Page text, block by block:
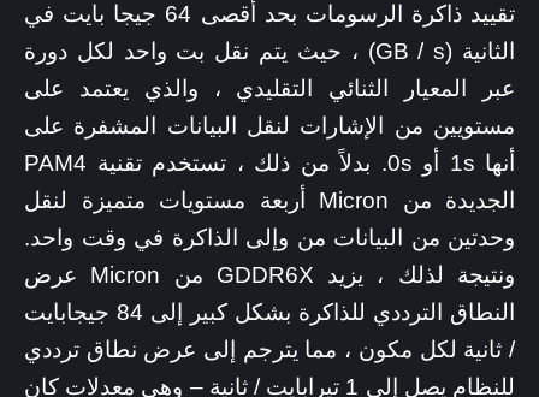
تقييد ذاكرة الرسومات بحد أقصى 64 جيجا بايت في
الثانية (GB / s) ، حيث يتم نقل بت واحد لكل دورة
عبر المعيار الثنائي التقليدي ، والذي يعتمد على
مستويين من الإشارات لنقل البيانات المشفرة على
أنها 1s أو 0s. بدلاً من ذلك ، تستخدم تقنية PAM4
الجديدة من Micron أربعة مستويات متميزة لنقل
وحدتين من البيانات من وإلى الذاكرة في وقت واحد.
ونتيجة لذلك ، يزيد GDDR6X من Micron عرض
النطاق الترددي للذاكرة بشكل كبير إلى 84 جيجابايت
/ ثانية لكل مكون ، مما يترجم إلى عرض نطاق ترددي
للنظام يصل إلى 1 تيرابايت / ثانية – وهي معدلات كان